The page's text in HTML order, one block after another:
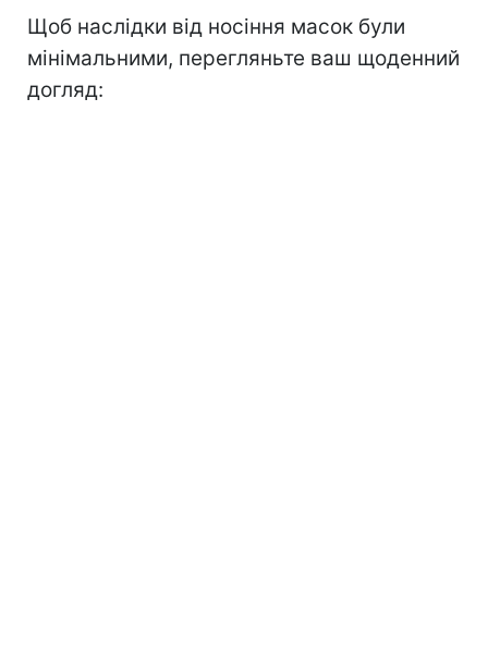
Щоб наслідки від носіння масок були
мінімальними, перегляньте ваш щоденний
догляд: